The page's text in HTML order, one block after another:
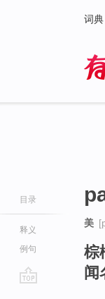
词典
目录
释义
例句
美
棕
闻